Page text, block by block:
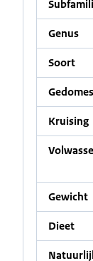
Genus
Soort
Kruising
Gewicht
Dieet